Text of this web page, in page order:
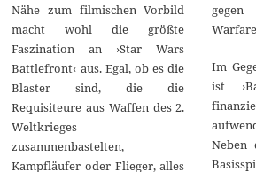
Nähe zum filmischen Vorbild
macht wohl die größte
Faszination an ›Star Wars
Battlefront‹ aus. Egal, ob es die
Blaster sind, die die
Requisiteure aus Waffen des 2.
Weltkrieges
zusammenbastelten,
Kampfläufer oder Flieger, alles
Im
ist
Neben